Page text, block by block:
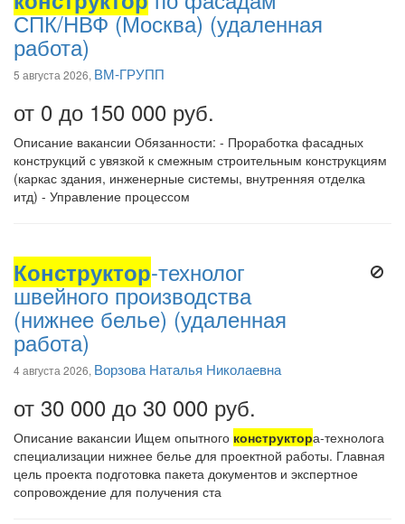
СПК/НВФ (Москва) (удаленная
работа)
5 августа 2026, ВМ-ГРУПП
от 0 до 150 000 руб.
Описание вакансии Обязанности: - Проработка фасадных
конструкций с увязкой к смежным строительным конструкциям
(каркас здания, инженерные системы, внутренняя отделка
итд) - Управление процессом
Конструктор-технолог
швейного производства
(нижнее белье) (удаленная
работа)
4 августа 2026, Ворзова Наталья Николаевна
от 30 000 до 30 000 руб.
Описание вакансии Ищем опытного конструктора-технолога
специализации нижнее белье для проектной работы. Главная
цель проекта подготовка пакета документов и экспертное
сопровождение для получения ста